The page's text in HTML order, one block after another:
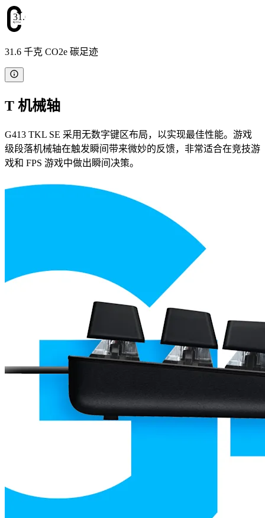
31.6
31.6 千克 CO2e 碳足迹
T 机械轴
G413 TKL SE 采用无数字键区布局，以实现最佳性能。游戏
级段落机械轴在触发瞬间带来微妙的反馈，非常适合在竞技游
戏和 FPS 游戏中做出瞬间决策。